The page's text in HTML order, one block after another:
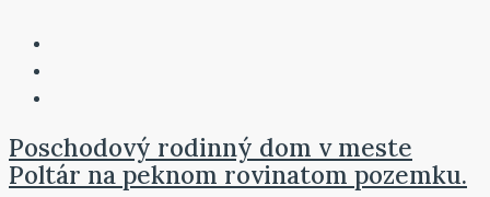
Poschodový rodinný dom v meste
Poltár na peknom rovinatom pozemku.